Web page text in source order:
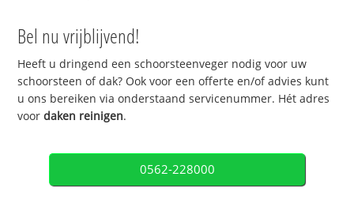
Bel nu vrijblijvend!
Heeft u dringend een schoorsteenveger nodig voor uw
schoorsteen of dak? Ook voor een offerte en/of advies kunt
u ons bereiken via onderstaand servicenummer. Hét adres
voordaken reinigen.
0562-228000